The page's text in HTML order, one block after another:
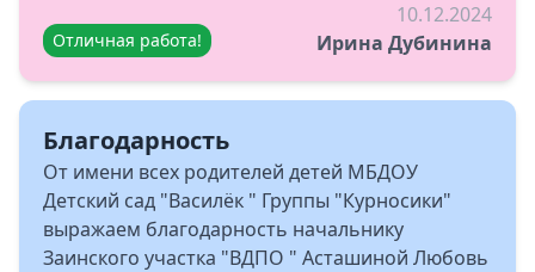
Отличная работа!
10.12.2024
Ирина Дубинина
Благодарность
От имени всех родителей детей МБДОУ
Детский сад "Василёк " Группы "Курносики"
выражаем благодарность начальнику
Заинского участка "ВДПО " Асташиной Любовь